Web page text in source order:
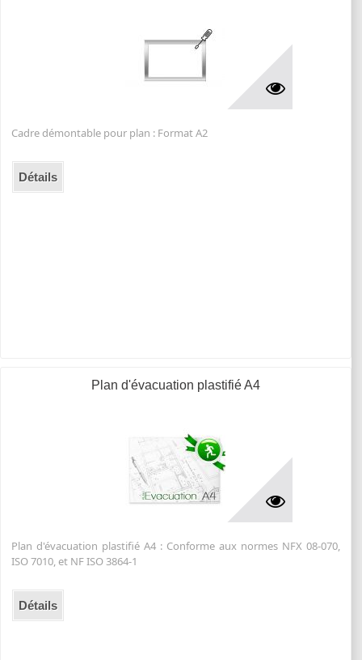
Cadre démontable pour plan : Format A2
Détails
Plan d'évacuation plastifié A4
Plan d'évacuation plastifié A4 : Conforme aux normes NFX 08-070,
ISO 7010, et NF ISO 3864-1
Détails